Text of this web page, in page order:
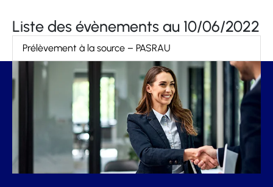
Liste des évènements au 10/06/2022
Prélèvement à la source – PASRAU